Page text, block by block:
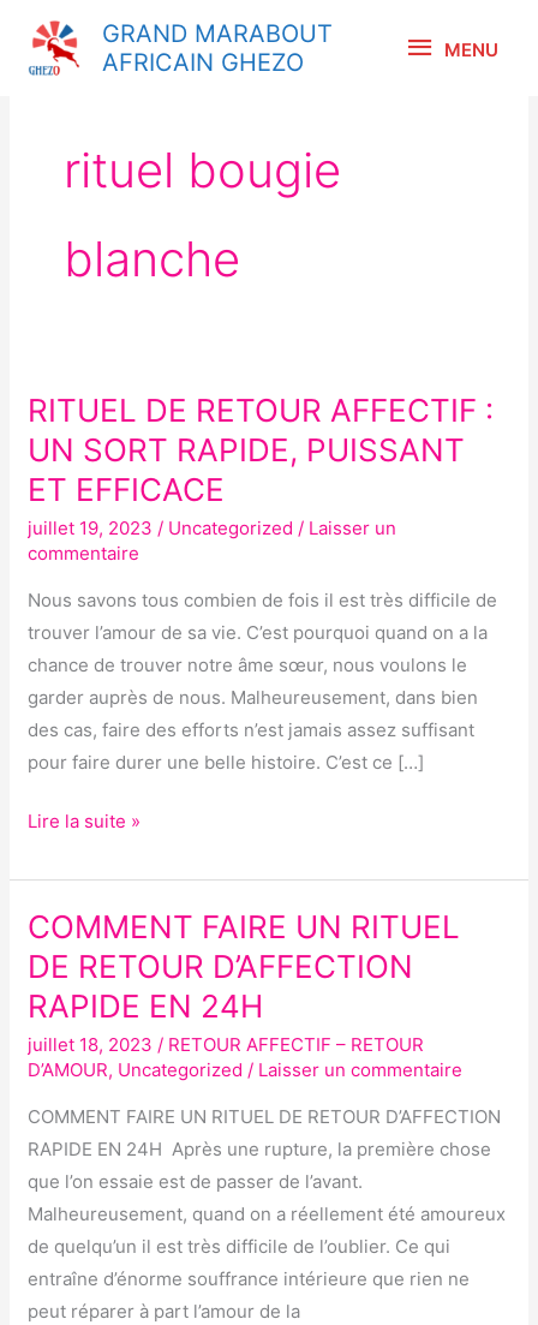
contenu
GRAND MARABOUT
AFRICAIN GHEZO
MENU
rituel bougie
blanche
RITUEL DE RETOUR AFFECTIF :
UN SORT RAPIDE, PUISSANT
ET EFFICACE
juillet 19, 2023 / Uncategorized / Laisser un
commentaire
Nous savons tous combien de fois il est très difficile de
trouver l’amour de sa vie. C’est pourquoi quand on a la
chance de trouver notre âme sœur, nous voulons le
garder auprès de nous. Malheureusement, dans bien
des cas, faire des efforts n’est jamais assez suffisant
pour faire durer une belle histoire. C’est ce […]
RITUEL
DE
RETOUR
AFFECTIF :
UN
SORT
RAPIDE,
PUISSANT
ET
EFFICACE
Lire la suite »
COMMENT FAIRE UN RITUEL
DE RETOUR D’AFFECTION
RAPIDE EN 24H
juillet 18, 2023/ RETOUR AFFECTIF – RETOUR
D’AMOUR, Uncategorized / Laisser un commentaire
COMMENT FAIRE UN RITUEL DE RETOUR D’AFFECTION
RAPIDE EN 24H Après une rupture, la première chose
que l’on essaie est de passer de l’avant.
Malheureusement, quand on a réellement été amoureux
de quelqu’un il est très difficile de l’oublier. Ce qui
entraîne d’énorme souffrance intérieure que rien ne
peut réparer à part l’amour de la
COMMENT
FAIRE
RITUEL
DE
RETOUR
D’AFFECTION
RAPIDE
EN
24H